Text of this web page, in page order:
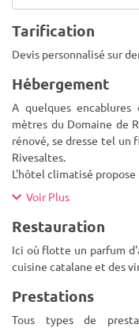
Tarification
Devis personnalisé sur
Hébergement
A quelques
mètres du Domaine de
rénové, se dresse tel
Rivesaltes.
L'hôtel climatisé propose
Voir Plus
Restauration
Ici où flotte un parfum
cuisine catalane et des
Prestations
Tous types de